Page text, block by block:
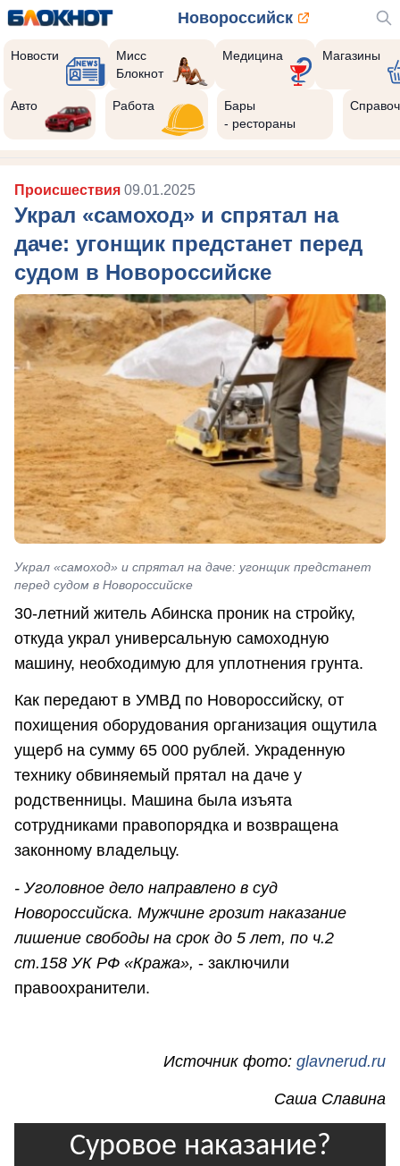
Новороссийск
Новости
Мисс
Блокнот
Медицина Магазины
Авто Работа
Бары
- рестораны
Происшествия 09.01.2025
Украл «самоход» и спрятал на
даче: угонщик предстанет перед
судом в Новороссийске
Украл «самоход» и спрятал на даче: угонщик предстанет
перед судом в Новороссийске
30-летний житель Абинска проник на стройку,
откуда украл универсальную самоходную
машину, необходимую для уплотнения грунта.
Как передают в УМВД по Новороссийску, от
похищения оборудования организация ощутила
ущерб на сумму 65 000 рублей. Украденную
технику обвиняемый прятал на даче у
родственницы. Машина была изъята
сотрудниками правопорядка и возвращена
законному владельцу.
- Уголовное дело направлено в суд
Новороссийска. Мужчине грозит наказание
лишение свободы на срок до 5 лет, по ч.2
ст.158 УК РФ «Кража», - заключили
правоохранители.
Источник фото: glavnerud.ru
Саша Славина